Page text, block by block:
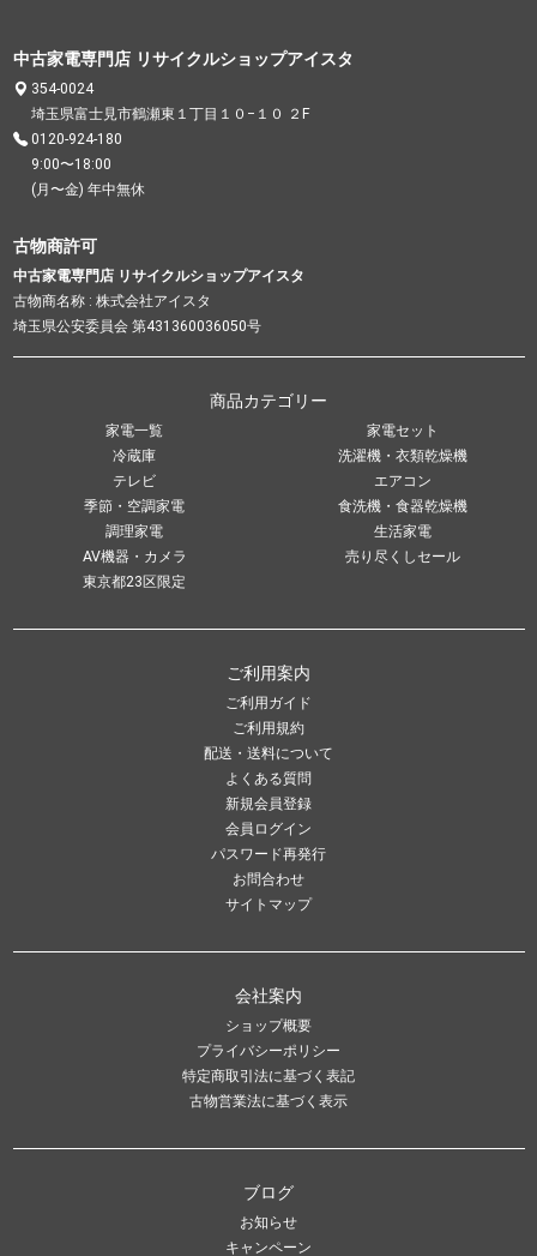
中古家電専門店 リサイクルショップアイスタ
354-0024
埼玉県富士見市鶴瀬東１丁目１０−１０ ２F
0120-924-180
9:00〜18:00
(月〜金) 年中無休
古物商許可
中古家電専門店 リサイクルショップアイスタ
古物商名称 : 株式会社アイスタ
埼玉県公安委員会 第431360036050号
商品カテゴリー
家電一覧
家電セット
冷蔵庫
洗濯機・衣類乾燥機
テレビ
エアコン
季節・空調家電
食洗機・食器乾燥機
調理家電
生活家電
AV機器・カメラ
売り尽くしセール
東京都23区限定
ご利用案内
ご利用ガイド
ご利用規約
配送・送料について
よくある質問
新規会員登録
会員ログイン
パスワード再発行
お問合わせ
サイトマップ
会社案内
ショップ概要
プライバシーポリシー
特定商取引法に基づく表記
古物営業法に基づく表示
ブログ
お知らせ
キャンペーン